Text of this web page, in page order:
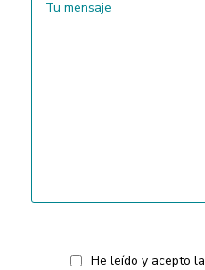
He leído y acepto la